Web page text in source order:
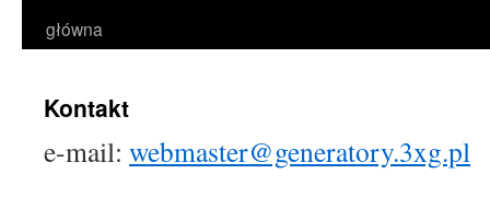
dogłówna
Kontakt
e-mail: webmaster@generatory.3xg.pl